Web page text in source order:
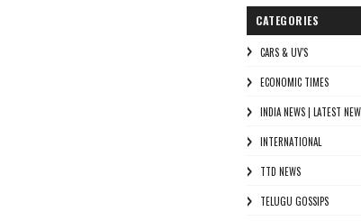
CATEGORIES
CARS & UV'S
ECONOMIC TIMES
INDIA NEWS | LATEST
INTERNATIONAL
TTD NEWS
TELUGU GOSSIPS